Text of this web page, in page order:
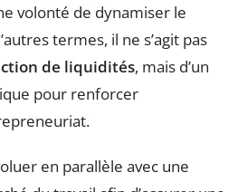
volonté de dynamiser le
termes, il ne s’agit pas
de liquidités, mais d’un
pour renforcer
en parallèle avec une